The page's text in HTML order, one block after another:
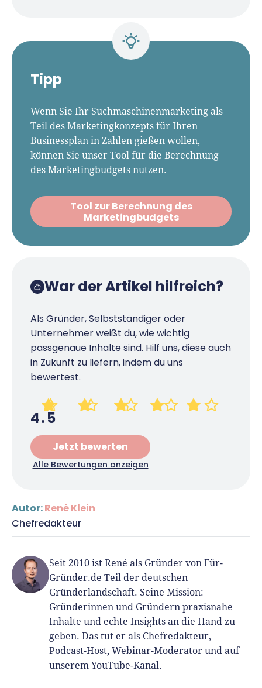
Tipp
Wenn Sie Ihr Suchmaschinenmarketing als
Teil des Marketingkonzepts für Ihren
Businessplan in Zahlen gießen wollen,
können Sie unser Tool für die Berechnung
des Marketingbudgets nutzen.
Tool zur Berechnung des
Marketingbudgets
War der Artikel hilfreich?
Als Gründer, Selbstständiger oder
Unternehmer weißt du, wie wichtig
passgenaue Inhalte sind. Hilf uns, diese auch
in Zukunft zu liefern, indem du uns
bewertest.
4.5
Jetzt bewerten
Alle Bewertungen anzeigen
Autor:René Klein
Chefredakteur
Seit 2010 ist René als Gründer von Für-
Gründer.de Teil der deutschen
Gründerlandschaft. Seine Mission:
Gründerinnen und Gründern praxisnahe
Inhalte und echte Insights an die Hand zu
geben. Das tut er als Chefredakteur,
Podcast-Host, Webinar-Moderator und auf
unserem YouTube-Kanal.